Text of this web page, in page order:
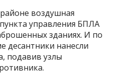
воздушная
управления БПЛА
зданиях. И по
десантники нанесли
подавив узлы